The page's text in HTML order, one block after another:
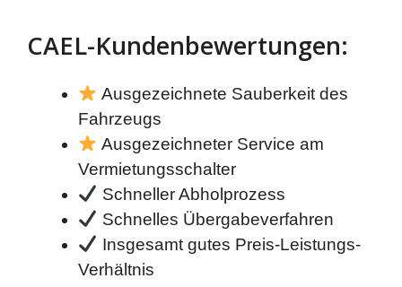
CAEL-Kundenbewertungen:
Ausgezeichnete Sauberkeit des
Fahrzeugs
Ausgezeichneter Service am
Vermietungsschalter
Schneller Abholprozess
Schnelles Übergabeverfahren
Insgesamt gutes Preis-Leistungs-
Verhältnis